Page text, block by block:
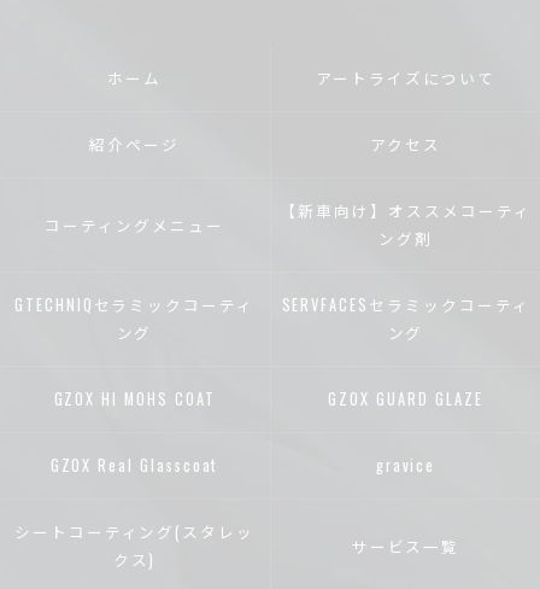
ホーム アートライズについて
紹介ページ アクセス
コーティングメニュー
【新車向け】オススメコーティ
ング剤
GTECHNIQセラミックコーティ
ング
SERVFACESセラミックコーティ
ング
GZOX HI MOHS COAT GZOX GUARD GLAZE
GZOX Real Glasscoat gravice
シートコーティング(スタレッ
クス)
サービス一覧